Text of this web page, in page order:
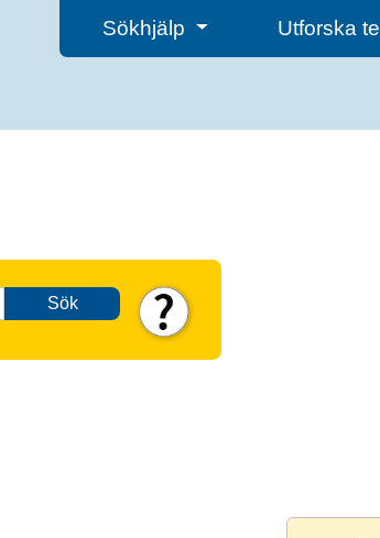
Sökhjälp Utforska
Sök